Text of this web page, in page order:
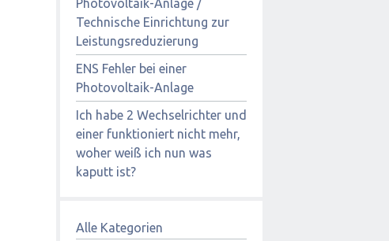
Technische Einrichtung zur
Leistungsreduzierung
ENS Fehler bei einer
Photovoltaik-Anlage
Ich habe 2 Wechselrichter und
einer funktioniert nicht mehr,
woher weiß ich nun was
kaputt ist?
Alle Kategorien